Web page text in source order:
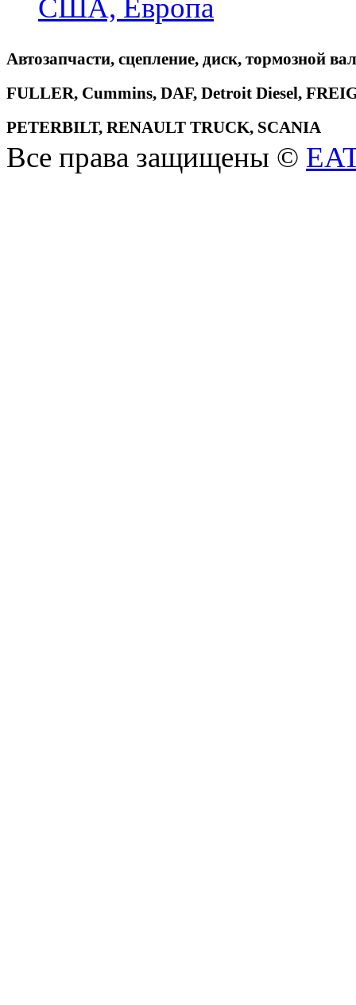
США, Европа
Автозапчасти, сцепление, диск, тормозной
FULLER, Cummins, DAF, Detroit Diesel,
PETERBILT, RENAULT TRUCK, SCANIA
Все права защищены ©